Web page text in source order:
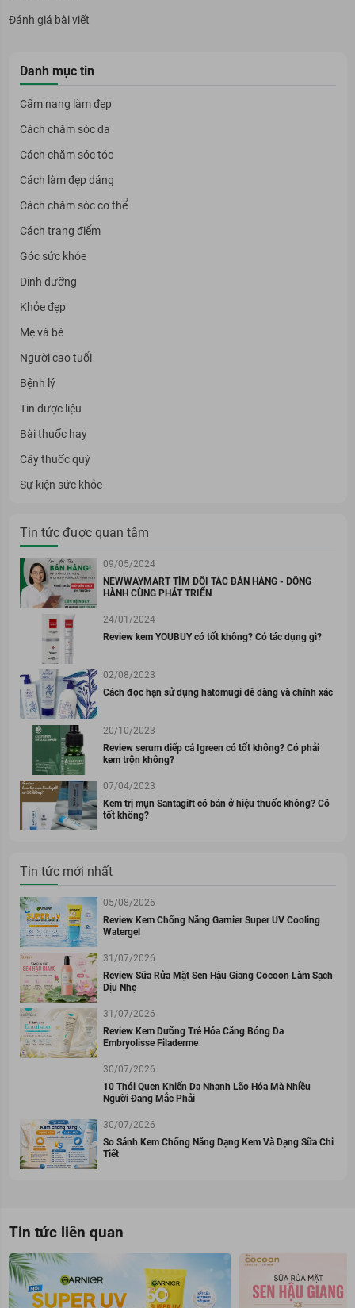
Đánh giá bài viết
Danh mục tin
Cẩm nang làm đẹp
Cách chăm sóc da
Cách chăm sóc tóc
Cách làm đẹp dáng
Cách chăm sóc cơ thể
Cách trang điểm
Góc sức khỏe
Dinh dưỡng
Khỏe đẹp
Mẹ và bé
Người cao tuổi
Bệnh lý
Tin dược liệu
Bài thuốc hay
Cây thuốc quý
Sự kiện sức khỏe
Tin tức được quan tâm
09/05/2024
NEWWAYMART TÌM ĐỐI TÁC BÁN HÀNG - ĐỒNG
HÀNH CÙNG PHÁT TRIỂN
24/01/2024
Review kem YOUBUY có tốt không? Có tác dụng gì?
02/08/2023
Cách đọc hạn sử dụng hatomugi dễ dàng và chính xác
20/10/2023
Review serum diếp cá Igreen có tốt không? Có phải
kem trộn không?
07/04/2023
Kem trị mụn Santagift có bán ở hiệu thuốc không? Có
tốt không?
Tin tức mới nhất
05/08/2026
Review Kem Chống Nắng Garnier Super UV Cooling
Watergel
31/07/2026
Review Sữa Rửa Mặt Sen Hậu Giang Cocoon Làm Sạch
Dịu Nhẹ
31/07/2026
Review Kem Dưỡng Trẻ Hóa Căng Bóng Da
Embryolisse Filaderme
30/07/2026
10 Thói Quen Khiến Da Nhanh Lão Hóa Mà Nhiều
Người Đang Mắc Phải
30/07/2026
So Sánh Kem Chống Nắng Dạng Kem Và Dạng Sữa Chi
Tiết
Tin tức liên quan